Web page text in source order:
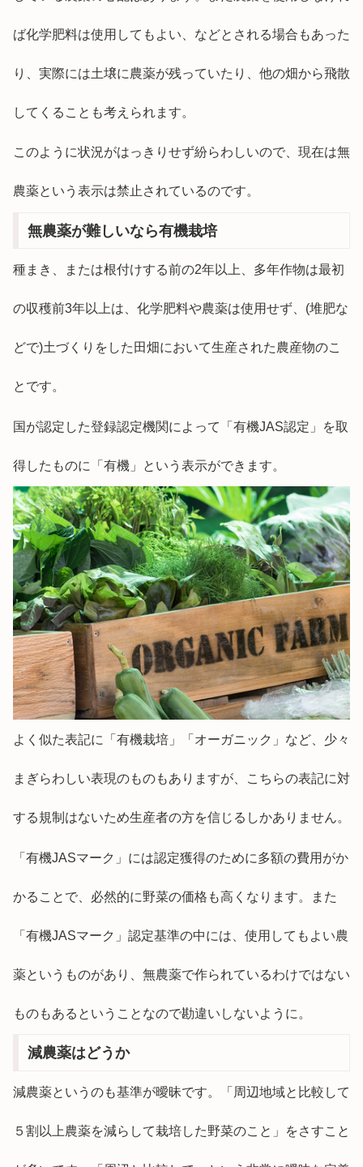
ば化学肥料は使用してもよい、などとされる場合もあった
り、実際には土壌に農薬が残っていたり、他の畑から飛散
してくることも考えられます。
このように状況がはっきりせず紛らわしいので、現在は無
農薬という表示は禁止されているのです。
無農薬が難しいなら有機栽培
種まき、または根付けする前の2年以上、多年作物は最初
の収穫前3年以上は、化学肥料や農薬は使用せず、(堆肥な
どで)土づくりをした田畑において生産された農産物のこ
とです。
国が認定した登録認定機関によって「有機JAS認定」を取
得したものに「有機」という表示ができます。
よく似た表記に「有機栽培」「オーガニック」など、少々
まぎらわしい表現のものもありますが、こちらの表記に対
する規制はないため生産者の方を信じるしかありません。
「有機JASマーク」には認定獲得のために多額の費用がか
かることで、必然的に野菜の価格も高くなります。また
「有機JASマーク」認定基準の中には、使用してもよい農
薬というものがあり、無農薬で作られているわけではない
ものもあるということなので勘違いしないように。
減農薬はどうか
減農薬というのも基準が曖昧です。「周辺地域と比較して
５割以上農薬を減らして栽培した野菜のこと」をさすこと